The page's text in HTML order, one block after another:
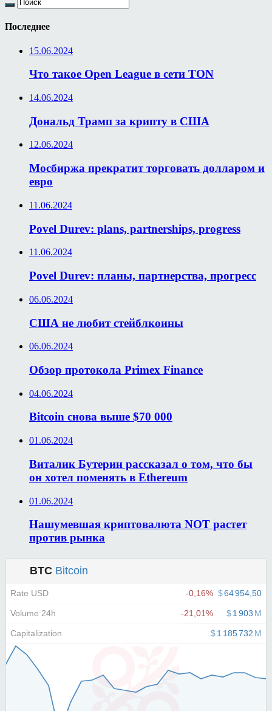
Последнее
15.06.2024
Что такое Open League в сети TON
14.06.2024
Дональд Трамп за крипту в США
12.06.2024
Мосбиржа прекратит торговать долларом и
евро
11.06.2024
Povel Durev: plans, partnerships, progress
11.06.2024
Povel Durev: планы, партнерства, прогресс
06.06.2024
США не любит стейблкоины
06.06.2024
Обзор протокола Primex Finance
04.06.2024
Bitcoin снова выше $70 000
01.06.2024
Виталик Бутерин рассказал о том, что бы
он хотел поменять в Ethereum
01.06.2024
Нашумевшая криптовалюта NOT растет
против рынка